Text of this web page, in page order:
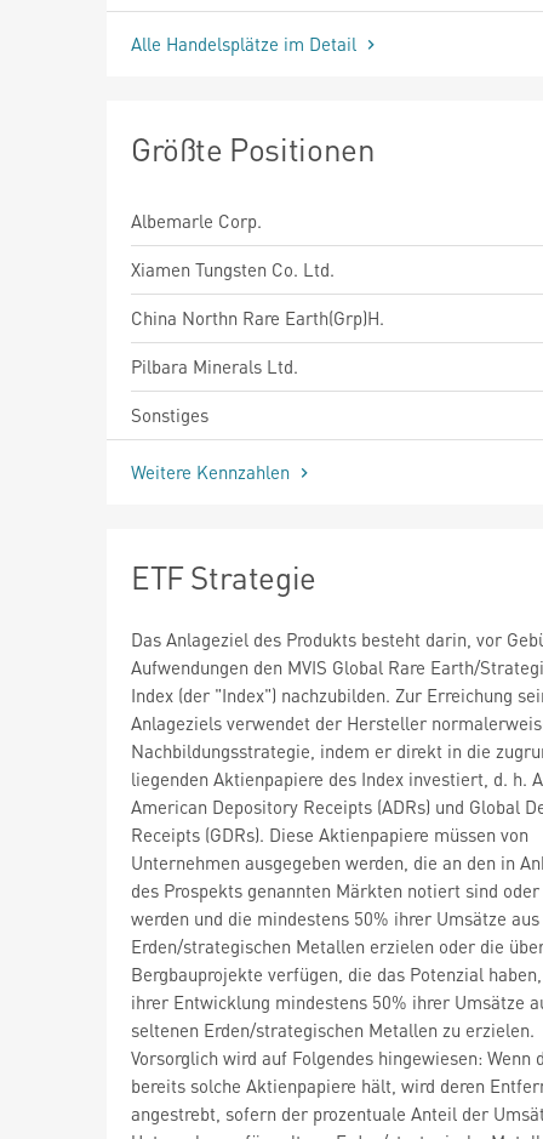
Alle Handelsplätze im Detail
Größte Positionen
Albemarle Corp.
Xiamen Tungsten Co. Ltd.
China Northn Rare Earth(Grp)H.
Pilbara Minerals Ltd.
Sonstiges
Weitere Kennzahlen
ETF Strategie
Das Anlageziel des Produkts besteht darin, vor
Aufwendungen den MVIS Global Rare Earth/
Index (der "Index") nachzubilden. Zur Erreichung
Anlageziels verwendet der Hersteller
Nachbildungsstrategie, indem er direkt in die
liegenden Aktienpapiere des Index investiert, d. h.
American Depository Receipts (ADRs) und Global
Receipts (GDRs). Diese Aktienpapiere müssen von
Unternehmen ausgegeben werden, die an den in
des Prospekts genannten Märkten notiert sind
werden und die mindestens 50% ihrer Umsätze
Erden/strategischen Metallen erzielen oder die
Bergbauprojekte verfügen, die das Potenzial
ihrer Entwicklung mindestens 50% ihrer Umsätze
seltenen Erden/strategischen Metallen zu erzielen.
Vorsorglich wird auf Folgendes hingewiesen: Wenn
bereits solche Aktienpapiere hält, wird deren
angestrebt, sofern der prozentuale Anteil der